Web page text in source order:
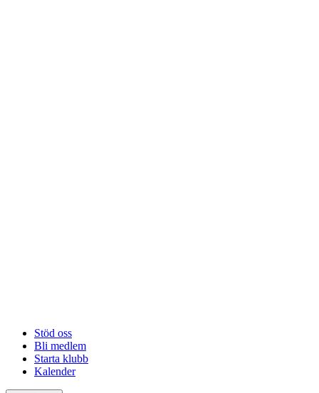
Stöd oss
Bli medlem
Starta klubb
Kalender